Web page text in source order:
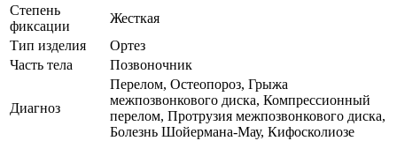
Степень
фиксации
Жесткая
Тип изделия
Ортез
Часть тела
Позвоночник
Диагноз
Перелом, Остеопороз, Грыжа
межпозвонкового диска, Компрессионный
перелом, Протрузия межпозвонкового диска,
Болезнь Шойермана-Мау, Кифосколиозе